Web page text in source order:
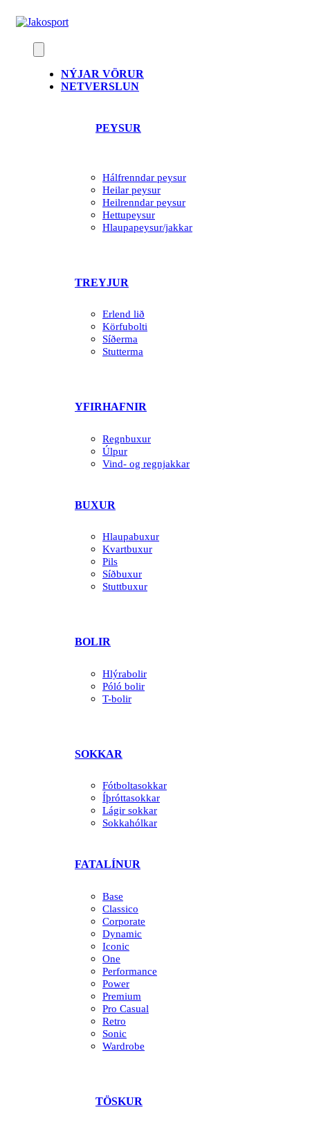
NÝJAR VÖRUR
NETVERSLUN
PEYSUR
Hálfrenndar peysur
Heilar peysur
Heilrenndar peysur
Hettupeysur
Hlaupapeysur/jakkar
TREYJUR
Erlend lið
Körfubolti
Síðerma
Stutterma
YFIRHAFNIR
Regnbuxur
Úlpur
Vind- og regnjakkar
BUXUR
Hlaupabuxur
Kvartbuxur
Pils
Síðbuxur
Stuttbuxur
BOLIR
Hlýrabolir
Póló bolir
T-bolir
SOKKAR
Fótboltasokkar
Íþróttasokkar
Lágir sokkar
Sokkahólkar
FATALÍNUR
Base
Classico
Corporate
Dynamic
Iconic
One
Performance
Power
Premium
Pro Casual
Retro
Sonic
Wardrobe
TÖSKUR